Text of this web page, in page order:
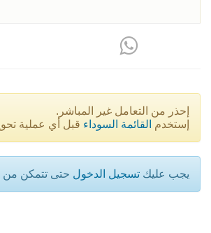
إحذر من التعامل غير المباشر.
إستخدم القائمة السوداء قبل أي عملية
يجب عليك تسجيل الدخول حتى تتمكن من